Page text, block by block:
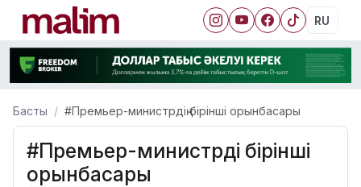
RU
Басты #Премьер-министрдің бірінші орынбасары
#Премьер-министрдің бірінші
орынбасары